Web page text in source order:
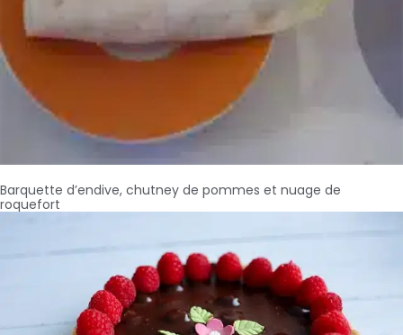
Barquette d’endive, chutney de pommes et nuage de
roquefort